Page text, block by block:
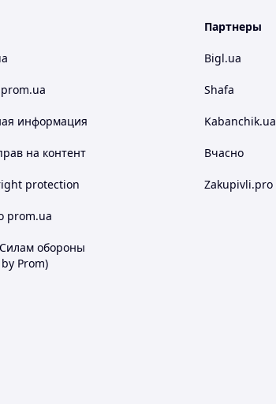
информация
на контент
protection
prom.ua
обороны
Prom)
Партнеры
Bigl.ua
Shafa
Kabanchik.ua
Вчасно
Zakupivli.pro